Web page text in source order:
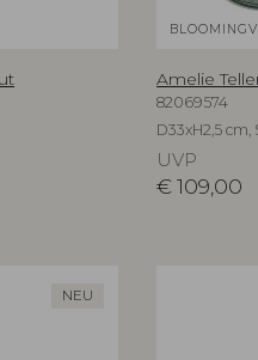
Amelie
82069574
D33xH2,5 cm,
UVP
€109,00
NEU